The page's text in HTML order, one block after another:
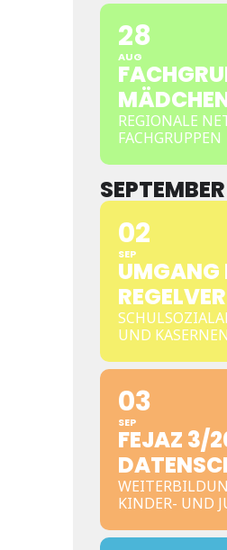
28
AUG
REGIONALE
FACHGRUPPEN
SEPTEMBER
02
SEP
UMGANG
UND
03
SEP
FEJAZ 3/
KINDER- UND